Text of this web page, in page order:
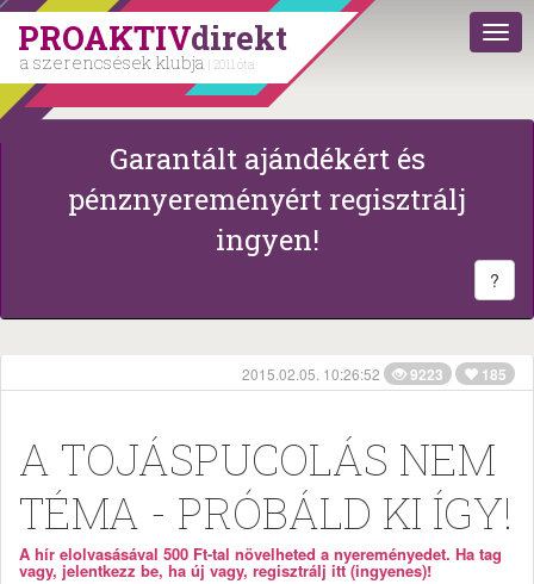
PROAKTIVdirekt
a szerencsések klubja | 2011 óta
Garantált ajándékért és
pénznyereményért regisztrálj
ingyen!
?
2015.02.05. 10:26:52 9223 185
A TOJÁSPUCOLÁS NEM
TÉMA - PRÓBÁLD KI ÍGY!
A hír elolvasásával 500 Ft-tal növelheted a nyereményedet. Ha tag
vagy, jelentkezz be, ha új vagy, regisztrálj itt (ingyenes)!